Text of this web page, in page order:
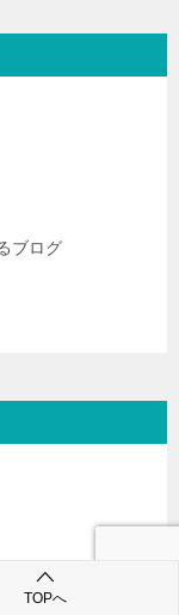
ブログ
定)TOPへ